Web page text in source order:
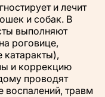
и лечит
и собак. В
выполняют
роговице,
и коррекцию
проводят
воспалений, травм